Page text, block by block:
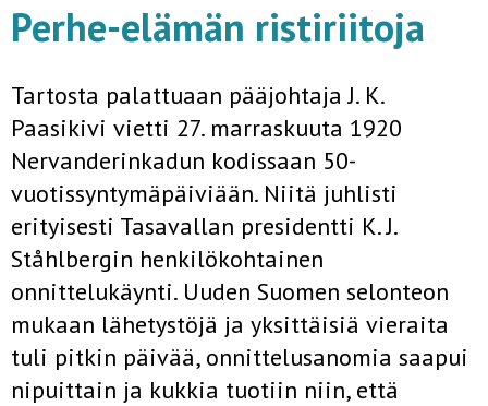
Perhe-elämän ristiriitoja
Tartosta palattuaan pääjohtaja J. K.
Paasikivi vietti 27. marraskuuta 1920
Nervanderinkadun kodissaan 50-
vuotissyntymäpäiviään. Niitä juhlisti
erityisesti Tasavallan presidentti K. J.
Ståhlbergin henkilökohtainen
onnittelukäynti. Uuden Suomen selonteon
mukaan lähetystöjä ja yksittäisiä vieraita
tuli pitkin päivää, onnittelusanomia saapui
nipuittain ja kukkia tuotiin niin, että